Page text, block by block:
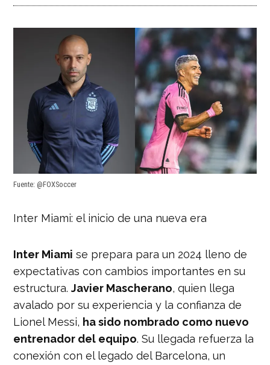
Fuente: @FOXSoccer
Inter Miami: el inicio de una nueva era
Inter Miami se prepara para un 2024 lleno de
expectativas con cambios importantes en su
estructura.Javier Mascherano, quien llega
avalado por su experiencia y la confianza de
Lionel Messi, ha sido nombrado como nuevo
entrenador del equipo. Su llegada refuerza la
conexión con el legado del Barcelona, un